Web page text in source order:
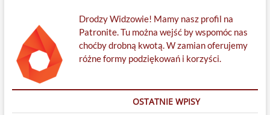
Drodzy Widzowie! Mamy nasz profil na
Patronite. Tu można wejść by wspomóc nas
choćby drobną kwotą. W zamian oferujemy
różne formy podziękowań i korzyści.
OSTATNIE WPISY